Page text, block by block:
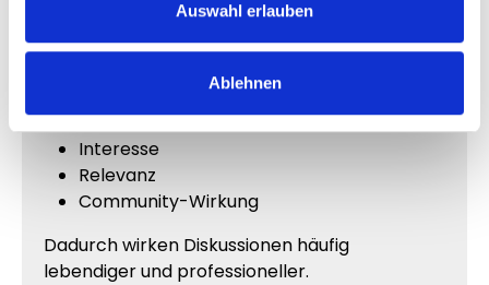
Auswahl erlauben
Ablehnen
sichtbar positiv bewertet haben.
Kommentare mit Likes vermitteln
Aufmerksamkeit
Interesse
Relevanz
Community-Wirkung
Dadurch wirken Diskussionen häufig
lebendiger und professioneller.